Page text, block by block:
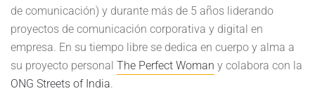
de comunicación) y durante más de 5 años liderando
proyectos de comunicación corporativa y digital en
empresa. En su tiempo libre se dedica en cuerpo y alma a
su proyecto personal The Perfect Woman y colabora con la
ONG Streets of India.